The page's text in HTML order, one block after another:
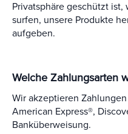
Privatsphäre geschützt ist,
surfen, unsere Produkte
aufgeben.
Welche Zahlungsarten
Wir akzeptieren
American Express®,
Banküberweisung.